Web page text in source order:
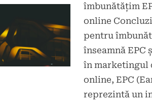
îmbunătățim
online
pentru
înseamnă EPC
în marketingul
online, EPC
reprezintă un